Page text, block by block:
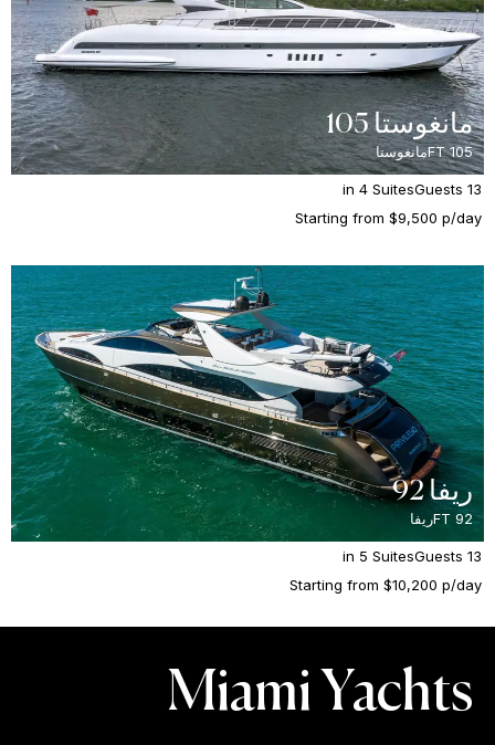
مانغوستا 105
105 FT مانغوستا
13 Guests
in 4 Suites
Starting from $9,500 p/day
ريفا 92
92 FT ريفا
13 Guests
in 5 Suites
Starting from $10,200 p/day
Miami Yachts